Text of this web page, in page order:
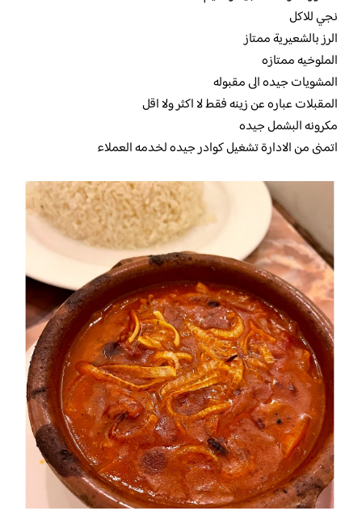
نجي للاكل
الرز بالشعيرية ممتاز
الملوخيه ممتازه
المشويات جيده الى مقبوله
المقبلات عباره عن زينه فقط لا اكثر ولا اقل
مكرونه البشمل جيده
اتمنى من الادارة تشغيل كوادر جيده لخدمه العملاء